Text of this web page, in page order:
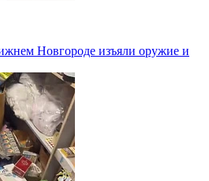
Новгороде изъяли оружие и